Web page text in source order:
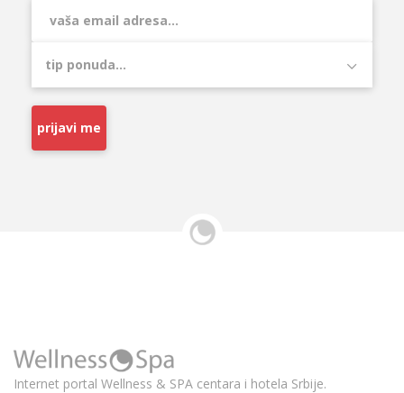
prijavi me
Internet portal Wellness & SPA centara i hotela Srbije.